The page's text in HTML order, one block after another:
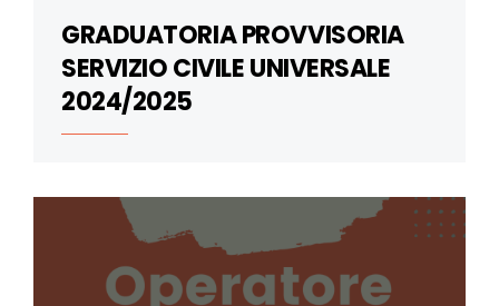
GRADUATORIA PROVVISORIA
SERVIZIO CIVILE UNIVERSALE
2024/2025